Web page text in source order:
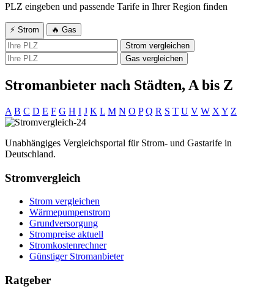
PLZ eingeben und passende Tarife in Ihrer Region finden
⚡ Strom
🔥 Gas
Strom vergleichen
Gas vergleichen
Stromanbieter nach Städten, A bis Z
A B C D E F G H I J K L M N O P Q R S T U V W X Y Z
Unabhängiges Vergleichsportal für Strom- und Gastarife in
Deutschland.
Stromvergleich
Strom vergleichen
Wärmepumpenstrom
Grundversorgung
Strompreise aktuell
Stromkostenrechner
Günstiger Stromanbieter
Ratgeber